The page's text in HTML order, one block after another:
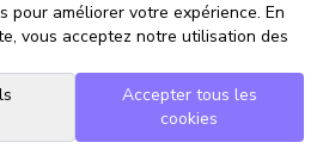
pour améliorer votre expérience. En
vous acceptez notre utilisation des
Accepter tous les
cookies